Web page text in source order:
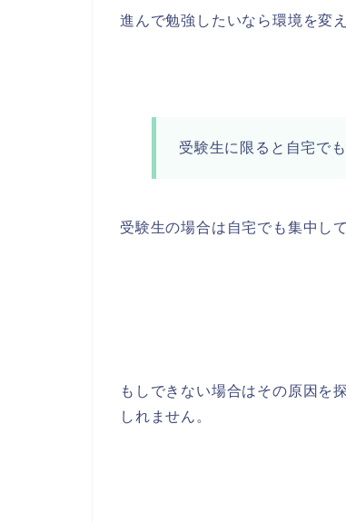
進んで勉強したいなら環境を変
受験生に限ると自宅で
受験生の場合は自宅でも集中し
もしできない場合はその原因を
しれません。